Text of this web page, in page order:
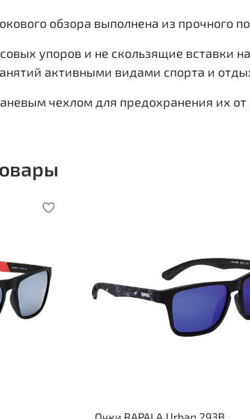
обзора выполнена из прочного
упоров и не скользящие вставки
активными видами спорта и
чехлом для предохранения их